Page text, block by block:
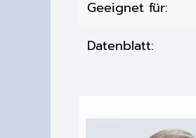
Geeignet für:
Datenblatt: